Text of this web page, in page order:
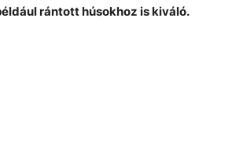
rántott húsokhoz is kiváló.